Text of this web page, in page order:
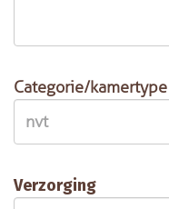
Categorie/kamertype
Verzorging